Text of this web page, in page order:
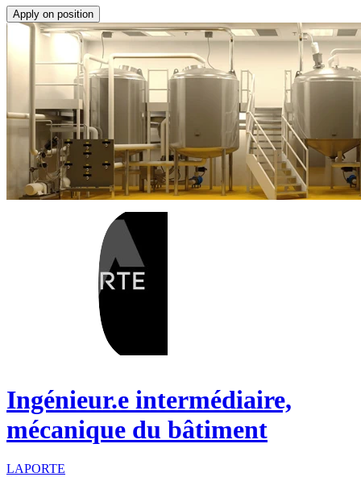
Apply on position
Ingénieur.e intermédiaire,
mécanique du bâtiment
LAPORTE